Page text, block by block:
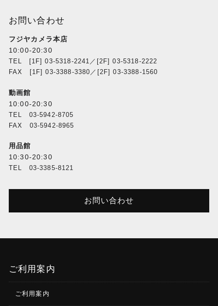
お問い合わせ
フジヤカメラ本店
10:00-20:30
TEL [1F] 03-5318-2241／[2F] 03-5318-2222
FAX [1F] 03-3388-3380／[2F] 03-3388-1560
動画館
10:00-20:30
TEL 03-5942-8705
FAX 03-5942-8965
用品館
10:30-20:30
TEL 03-3385-8121
お問い合わせ
ご利用案内
ご利用案内